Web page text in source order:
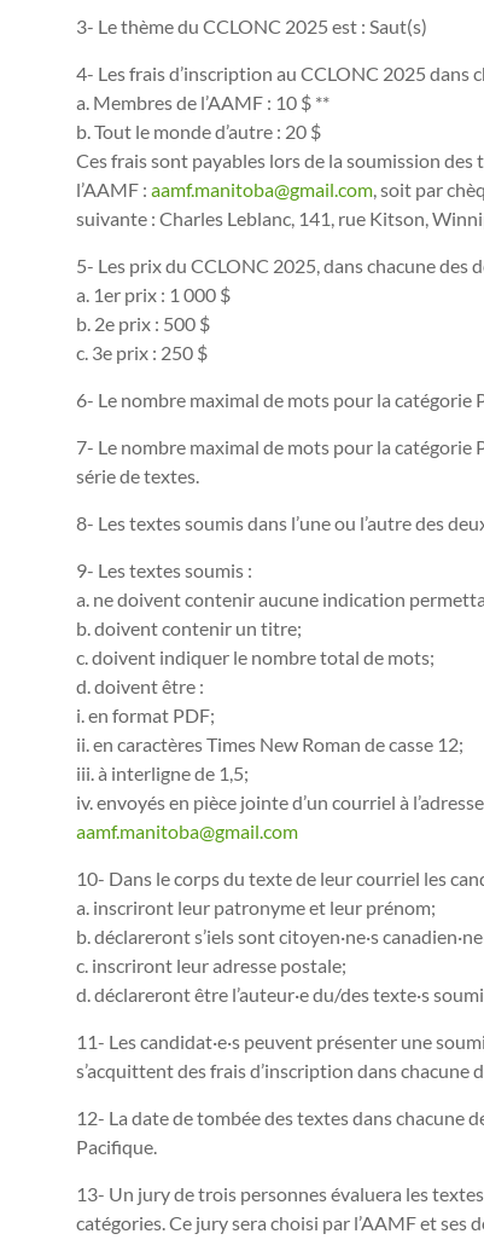
3- Le thème du CCLONC 2025 est : Saut(s)
4- Les frais d’inscription au CCLONC 2025 dans
a. Membres de l’AAMF : 10 $ **
b. Tout le monde d’autre : 20 $
Ces frais sont payables lors de la soumission
l’AAMF : aamf.manitoba@gmail.com, soit par
suivante : Charles Leblanc, 141, rue Kitson,
5- Les prix du CCLONC 2025, dans chacune des
a. 1er prix : 1 000 $
b. 2e prix : 500 $
c. 3e prix : 250 $
6- Le nombre maximal de mots pour la catégorie
7- Le nombre maximal de mots pour la catégorie
série de textes.
8- Les textes soumis dans l’une ou l’autre des
9- Les textes soumis :
a. ne doivent contenir aucune indication
b. doivent contenir un titre;
c. doivent indiquer le nombre total de mots;
d. doivent être :
i. en format PDF;
ii. en caractères Times New Roman de casse 12;
iii. à interligne de 1,5;
iv. envoyés en pièce jointe d’un courriel à
aamf.manitoba@gmail.com
10- Dans le corps du texte de leur courriel les
a. inscriront leur patronyme et leur prénom;
b. déclareront s’iels sont citoyen·ne·s
c. inscriront leur adresse postale;
d. déclareront être l’auteur·e du/des texte·s
11- Les candidat·e·s peuvent présenter une
s’acquittent des frais d’inscription dans chacune
12- La date de tombée des textes dans chacune
Pacifique.
13- Un jury de trois personnes évaluera les
catégories. Ce jury sera choisi par l’AAMF et ses